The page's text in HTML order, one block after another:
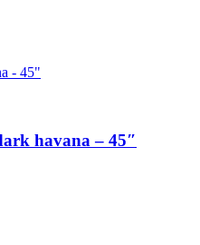
havana – 45″